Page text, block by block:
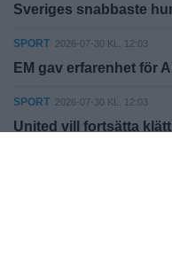
Sveriges snabbaste
SPORT 2026-07-30 KL. 12:03
EM gav erfarenhet för
SPORT 2026-07-30 KL. 12:03
United vill fortsätta